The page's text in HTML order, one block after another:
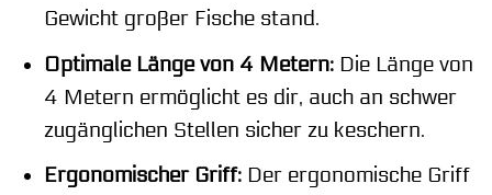
Gewicht großer Fische stand.
Optimale Länge von 4 Metern:Die Länge von
4 Metern ermöglicht es dir, auch an schwer
zugänglichen Stellen sicher zu keschern.
Ergonomischer Griff:Der ergonomische Griff